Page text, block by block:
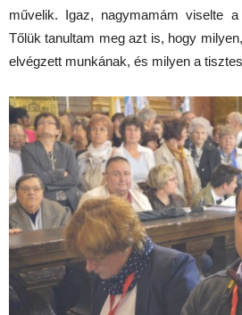
művelik. Igaz, nagymamám viselte
Tőlük tanultam meg azt is, hogy
elvégzett munkának, és milyen a